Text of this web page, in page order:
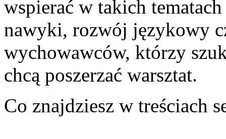
wspierać w takich
nawyki, rozwój językowy
wychowawców, którzy
chcą poszerzać warsztat.
Co znajdziesz w treściach